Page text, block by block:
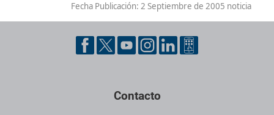
Fecha Publicación: 2 Septiembre de 2005 noticia
Contacto